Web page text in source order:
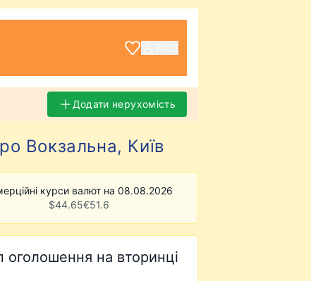
Додати нерухомість
Вокзальна, Київ
курси валют на 08.08.2026
$44.65€51.6
оголошення на вторинці